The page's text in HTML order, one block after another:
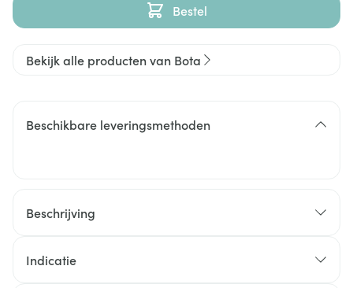
Bestel
Bekijk alle producten van Bota
Beschikbare leveringsmethoden
Beschrijving
Indicatie